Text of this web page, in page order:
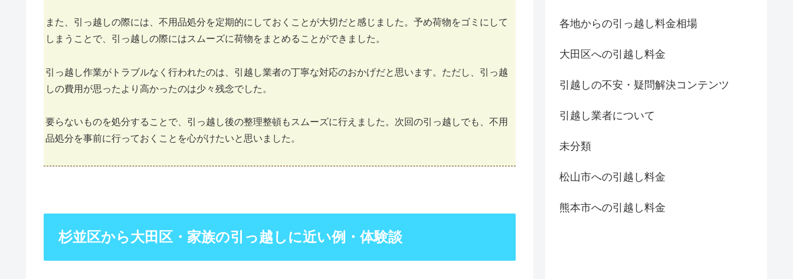
また、引っ越しの際には、不用品処分を定期的にしておくことが大切だと感じました。予め荷物をゴミにして
しまうことで、引っ越しの際にはスムーズに荷物をまとめることができました。
引っ越し作業がトラブルなく行われたのは、引越し業者の丁寧な対応のおかげだと思います。ただし、引っ越
しの費用が思ったより高かったのは少々残念でした。
要らないものを処分することで、引っ越し後の整理整頓もスムーズに行えました。次回の引っ越しでも、不用
品処分を事前に行っておくことを心がけたいと思いました。
杉並区から大田区・家族の引っ越しに近い例・体験談
各地からの引っ越し料金相場
大田区への引越し料金
引越しの不安・疑問解決コンテンツ
引越し業者について
未分類
松山市への引越し料金
熊本市への引越し料金